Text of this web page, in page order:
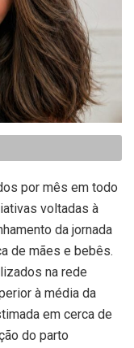
por mês em todo
voltadas à
da jornada
de mães e bebês.
na rede
à média da
em cerca de
do parto